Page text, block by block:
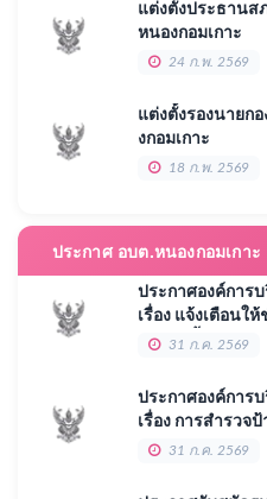
แต่งตั้งประธานส
หนองกอมเกาะ
24 ก.พ. 2569
แต่งตั้งรองนายก
งกอมเกาะ
18 ก.พ. 2569
ประกาศ อบต.หนองกอมเกาะ
ประกาศองค์การ
เรื่อง แจ้งเตือนใ
(พร้อมเบี้ยปรับ/เ
31 ก.ค. 2569
ประกาศองค์การ
เรื่อง การสำรว
ป้าย ประจำปี พ.ศ
หนองกอมเกาะ ป
31 ก.ค. 2569